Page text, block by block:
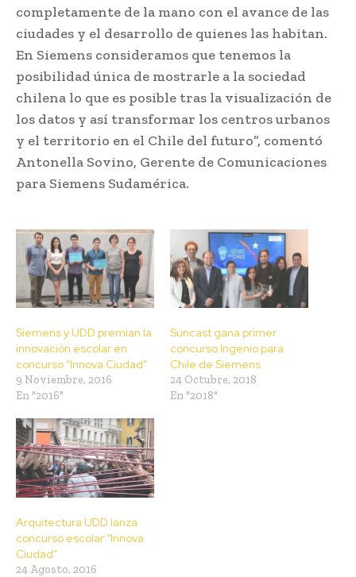
completamente de la mano con el avance de las
ciudades y el desarrollo de quienes las habitan.
En Siemens consideramos que tenemos la
posibilidad única de mostrarle a la sociedad
chilena lo que es posible tras la visualización de
los datos y así transformar los centros urbanos
y el territorio en el Chile del futuro”, comentó
Antonella Sovino, Gerente de Comunicaciones
para Siemens Sudamérica.
Siemens y UDD premian la
innovación escolar en
concurso “Innova Ciudad”
9 Noviembre, 2016
En "2016"
Suncast gana primer
concurso Ingenio para
Chile de Siemens
24 Octubre, 2018
En "2018"
Arquitectura UDD lanza
concurso escolar “Innova
Ciudad”
24 Agosto, 2016